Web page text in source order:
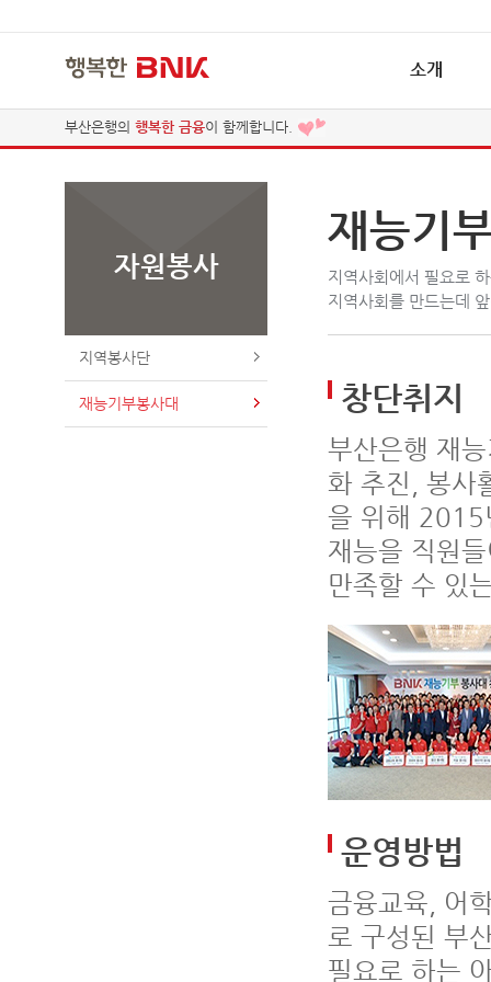
소개
부산은행의 행복한 금융이 함께합니다.
자원봉사
지역봉사단
재능기부봉사대
재능기
지역사회에서 필요로
지역사회를 만드는데
창단취지
부산은행 재
화 추진, 봉사
을 위해 2015
재능을 직원
만족할 수 있
운영방법
금융교육, 어
로 구성된 부
필요로 하는